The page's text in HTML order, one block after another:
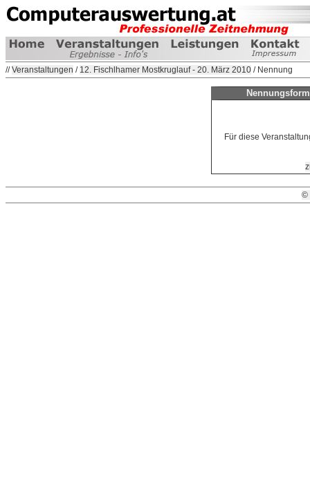
//Veranstaltungen / 12. Fischlhamer Mostkruglauf - 20. März 2010 / Nennung
Für diese
©